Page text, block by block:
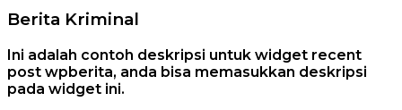
Berita Kriminal
Ini adalah contoh deskripsi untuk widget recent
post wpberita, anda bisa memasukkan deskripsi
pada widget ini.